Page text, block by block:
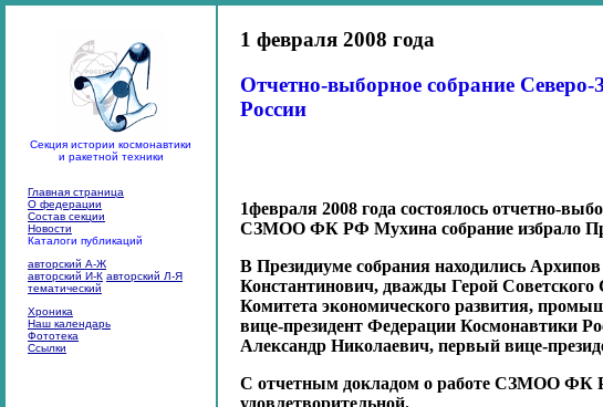
Секция истории космонавтики
и ракетной техники
Главная страница
О федерации
Состав секции
Новости
Каталоги публикаций
авторский А-Ж
авторский И-К авторский Л-Я
тематический
Хроника
Наш календарь
Фототека
Ссылки
1 февраля 2008 года
Отчетно-выборное собрание
России
1февраля 2008 года состоялось отчетно-
СЗМОО ФК РФ Мухина собрание избрало
В Президиуме собрания находились
Константинович, дважды Герой
Комитета экономического развития,
вице-президент Федерации Космонавтики
Александр Николаевич, первый вице-
С отчетным докладом о работе СЗМОО ФК